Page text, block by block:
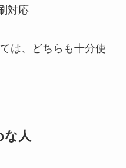
対応
は、どちらも十分使
な人